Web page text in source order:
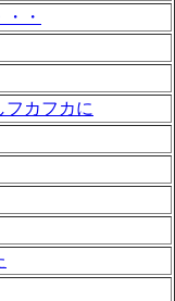
・
フカフカに